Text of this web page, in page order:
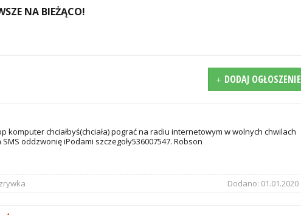
NA BIEŻĄCO!
DODAJ OGŁOSZENIE
komputer chciałbyś(chciała) pograć na radiu internetowym w wolnych chwilach
oddzwonię iPodami szczegoły536007547. Robson
Dodano: 01.01.2020